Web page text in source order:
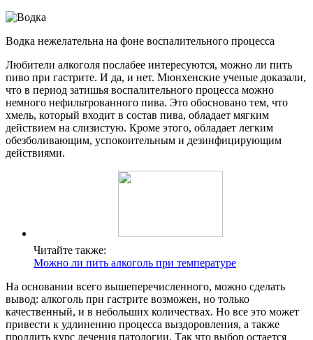
Водка нежелательна на фоне воспалительного процесса
Любители алкоголя послабее интересуются, можно ли пить
пиво при гастрите. И да, и нет. Мюнхенские ученые доказали,
что в период затишья воспалительного процесса можно
немного нефильтрованного пива. Это обосновано тем, что
хмель, который входит в состав пива, обладает мягким
действием на слизистую. Кроме этого, обладает легким
обезболивающим, успокоительным и дезинфицирующим
действиями.
Читайте также:
Можно ли пить алкоголь при температуре
На основании всего вышеперечисленного, можно сделать
вывод: алкоголь при гастрите возможен, но только
качественный, и в небольших количествах. Но все это может
привести к удлинению процесса выздоровления, а также
продлить курс лечения патологии. Так что выбор остается